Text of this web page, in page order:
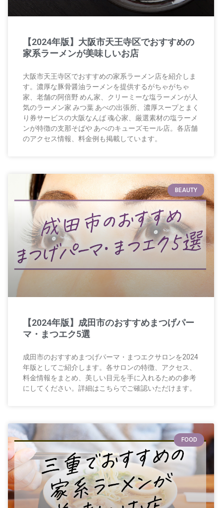
【2024年版】大阪市天王寺区でおすすめの
家系ラーメンが美味しいお店
大阪市天王寺区でおすすめの家系ラーメン店を紹介しま
す。濃厚な豚骨醤油ラーメンを提供するがちゃがちゃ
家、老舗の阿倍野 めん家、クリーミーな塩ラーメンが人
気のラーメン家 みつ葉 あべの出張所、濃厚スープとまく
り券サービスの大阪なんば 魂心家、厳選素材の塩ラーメ
ンが特徴の支那そばや あべのキューズモール店。各店舗
のアクセス情報、料金例も掲載しています。
BEAUTY
【2024年版】成田市のおすすめまつげパー
マ・まつエク5選
成田市のおすすめまつげパーマ・まつエクサロンを2024
年版としてご紹介します。各サロンの特徴、アクセス、
料金情報をまとめ、美しい目元を手に入れるための参考
にしてください。詳細はこちらでご確認いただけます。
FOOD